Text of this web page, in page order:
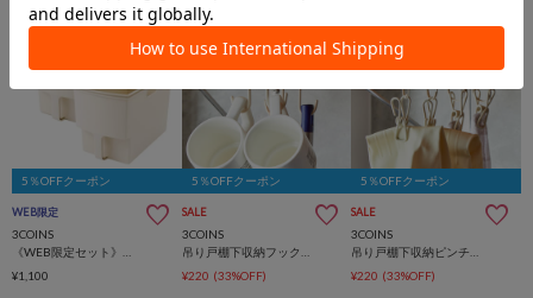
5％OFFクーポン
WEB限定
3COINS
¥1,100
5％OFFクーポン
SALE
3COINS
¥220 (33%OFF)
5％OFFクーポン
SALE
3COINS
¥220 (33%OFF)